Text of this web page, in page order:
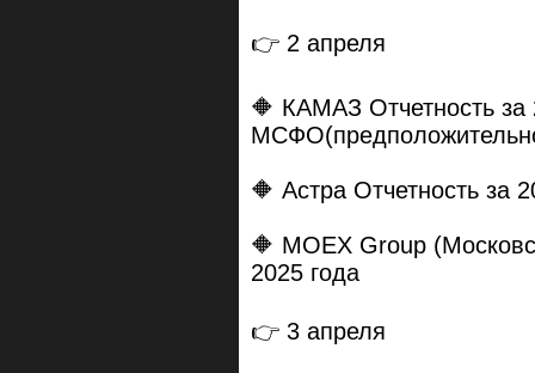
👉 2 апреля
🔶 КАМАЗ Отчетность за
🔶 Астра Отчетность за
🔶 MOEX Group
2025 года
👉 3 апреля